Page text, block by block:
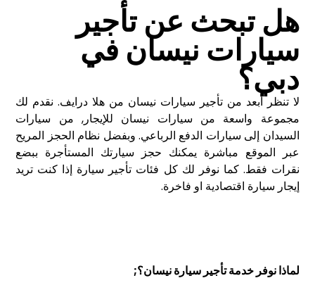
هل تبحث عن تأجير
سيارات نيسان في
دبي؟
لا تنظر أبعد من تأجير سيارات نيسان من هلا درايف. نقدم لك
مجموعة واسعة من سيارات نيسان للإيجار, من سيارات
السيدان إلى سيارات الدفع الرباعي. وبفضل نظام الحجز المريح
عبر الموقع مباشرة يمكنك حجز سيارتك المستأجرة ببضع
نقرات فقط. كما نوفر لك كل فئات تأجير سيارة إذا كنت تريد
إيجار سيارة اقتصادية او فاخرة.
لماذا نوفر خدمة تأجير سيارة نيسان؟;